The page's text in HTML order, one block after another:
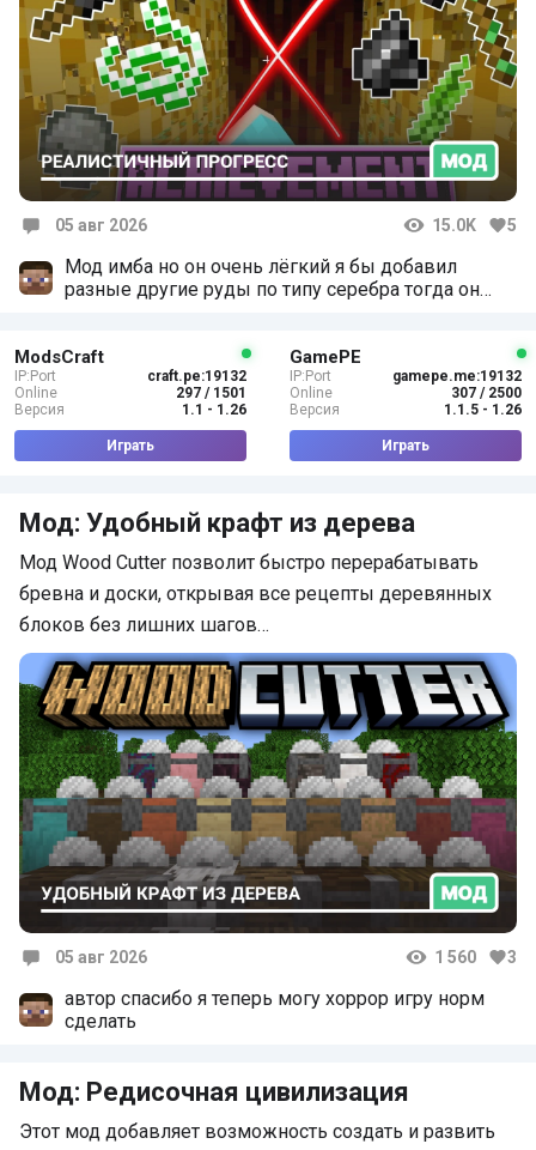
05 авг 2026 15.0K 5
Мод имба но он очень лёгкий я бы добавил
разные другие руды по типу серебра тогда он
ModsCraft
IP:Port
craft.pe:19132
Online
297 / 1501
Версия
1.1 - 1.26
Играть
GamePE
IP:Port
gamepe.me:19132
Online
307 / 2500
Версия
1.1.5 - 1.26
Играть
Мод: Удобный крафт из дерева
Мод Wood Cutter позволит быстро перерабатывать
бревна и доски, открывая все рецепты деревянных
блоков без лишних шагов…
05 авг 2026 1 560 3
автор спасибо я теперь могу хоррор игру норм
сделать
Мод: Редисочная цивилизация
Этот мод добавляет возможность создать и развить